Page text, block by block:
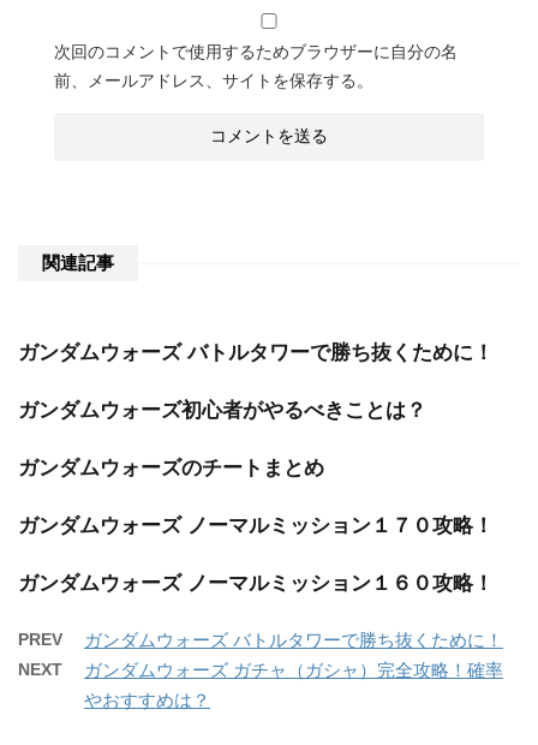
次回のコメントで使用するためブラウザーに自分の名
前、メールアドレス、サイトを保存する。
関連記事
ガンダムウォーズ バトルタワーで勝ち抜くために！
ガンダムウォーズ初心者がやるべきことは？
ガンダムウォーズのチートまとめ
ガンダムウォーズ ノーマルミッション１７０攻略！
ガンダムウォーズ ノーマルミッション１６０攻略！
PREV ガンダムウォーズ バトルタワーで勝ち抜くために！
NEXT
ガンダムウォーズ ガチャ（ガシャ）完全攻略！確率
やおすすめは？